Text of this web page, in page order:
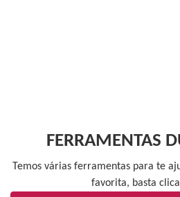
FERRAMENTAS
Temos várias ferramentas para te
favorita, basta